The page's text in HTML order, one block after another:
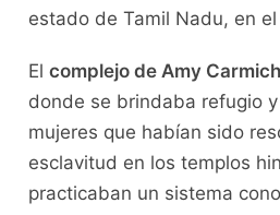
estado de Tamil Nadu, en
El complejo de Amy
donde se brindaba refugio
mujeres que habían sido
esclavitud en los templos
practicaban un sistema